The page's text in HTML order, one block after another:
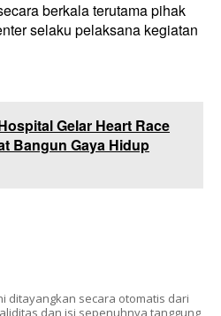
berkala terutama pihak
selaku pelaksana kegiatan
Gelar Heart Race
Bangun Gaya Hidup
ditayangkan secara otomatis dari
dan isi sepenuhnya tanggung